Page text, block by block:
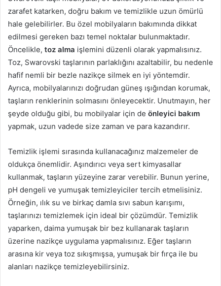
zarafet katarken, doğru bakım ve temizlikle uzun ömürlü
hale gelebilirler. Bu özel mobilyaların bakımında dikkat
edilmesi gereken bazı temel noktalar bulunmaktadır.
Öncelikle, toz alma işlemini düzenli olarak yapmalısınız.
Toz, Swarovski taşlarının parlaklığını azaltabilir, bu nedenle
hafif nemli bir bezle nazikçe silmek en iyi yöntemdir.
Ayrıca, mobilyalarınızı doğrudan güneş ışığından korumak,
taşların renklerinin solmasını önleyecektir. Unutmayın, her
şeyde olduğu gibi, bu mobilyalar için de önleyici bakım
yapmak, uzun vadede size zaman ve para kazandırır.
Temizlik işlemi sırasında kullanacağınız malzemeler de
oldukça önemlidir. Aşındırıcı veya sert kimyasallar
kullanmak, taşların yüzeyine zarar verebilir. Bunun yerine,
pH dengeli ve yumuşak temizleyiciler tercih etmelisiniz.
Örneğin, ılık su ve birkaç damla sıvı sabun karışımı,
taşlarınızı temizlemek için ideal bir çözümdür. Temizlik
yaparken, daima yumuşak bir bez kullanarak taşların
üzerine nazikçe uygulama yapmalısınız. Eğer taşların
arasına kir veya toz sıkışmışsa, yumuşak bir fırça ile bu
alanları nazikçe temizleyebilirsiniz.